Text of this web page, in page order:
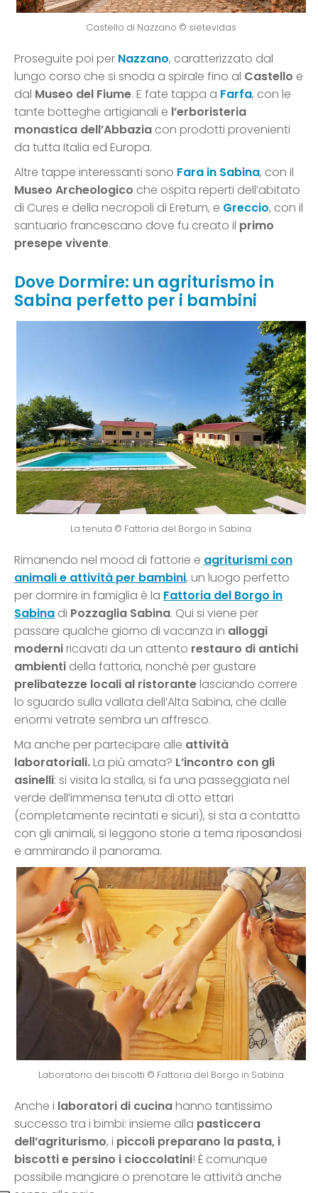
Castello di Nazzano © sietevidas
Proseguite poi per Nazzano, caratterizzato dal
lungo corso che si snoda a spirale fino al Castello e
dal Museo del Fiume. E fate tappa a Farfa, con le
tante botteghe artigianali e l’erboristeria
monastica dell’Abbazia con prodotti provenienti
da tutta Italia ed Europa.
Altre tappe interessanti sono Fara in Sabina, con il
Museo Archeologico che ospita reperti dell’abitato
di Cures e della necropoli di Eretum, e Greccio, con il
santuario francescano dove fu creato il primo
presepe vivente.
Dove Dormire: un agriturismo in
Sabina perfetto per i bambini
La tenuta © Fattoria del Borgo in Sabina
Rimanendo nel mood di fattorie e agriturismi con
animali e attività per bambini, un luogo perfetto
per dormire in famiglia è la Fattoria del Borgo in
Sabina di Pozzaglia Sabina. Qui si viene per
passare qualche giorno di vacanza in alloggi
moderniricavati da un attento restauro di antichi
ambienti della fattoria, nonché per gustare
prelibatezze locali al ristorantelasciando correre
lo sguardo sulla vallata dell’Alta Sabina, che dalle
enormi vetrate sembra un affresco.
Ma anche per partecipare alle attività
laboratoriali.La più amata? L’incontro con gli
asinelli: si visita la stalla, si fa una passeggiata nel
verde dell’immensa tenuta di otto ettari
(completamente recintati e sicuri), si sta a contatto
con gli animali, si leggono storie a tema riposandosi
e ammirando il panorama.
Laboratorio dei biscotti © Fattoria del Borgo in Sabina
Anche i laboratori di cucinahanno tantissimo
successo tra i bimbi: insieme alla pasticcera
dell’agriturismo, i piccoli preparano la pasta, i
biscotti e persino i cioccolatini! È comunque
possibile mangiare o prenotare le attività anche